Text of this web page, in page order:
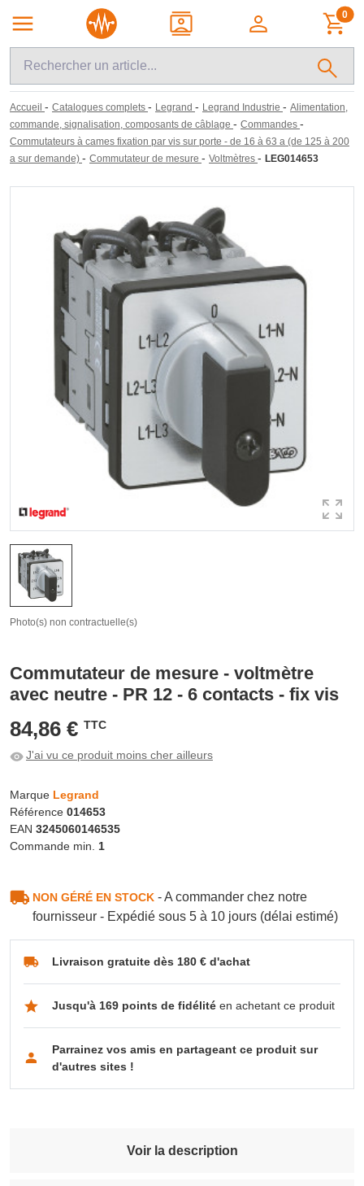
0
Accueil - Catalogues complets - Legrand - Legrand Industrie - Alimentation,
commande, signalisation, composants de câblage - Commandes -
Commutateurs à cames fixation par vis sur porte - de 16 à 63 a (de 125 à 200
a sur demande) - Commutateur de mesure - Voltmètres - LEG014653
Photo(s) non contractuelle(s)
Commutateur de mesure - voltmètre
avec neutre - PR 12 - 6 contacts - fix vis
84,86 € TTC
J'ai vu ce produit moins cher ailleurs
Marque Legrand
Référence 014653
EAN 3245060146535
Commande min. 1
NON GÉRÉ EN STOCK- A commander chez notre
fournisseur - Expédié sous 5 à 10 jours (délai estimé)
Livraison gratuite dès 180 € d'achat
Jusqu'à 169 points de fidélitéen achetant ce produit
Parrainez vos amis en partageant ce produit sur
d'autres sites !
Voir la description